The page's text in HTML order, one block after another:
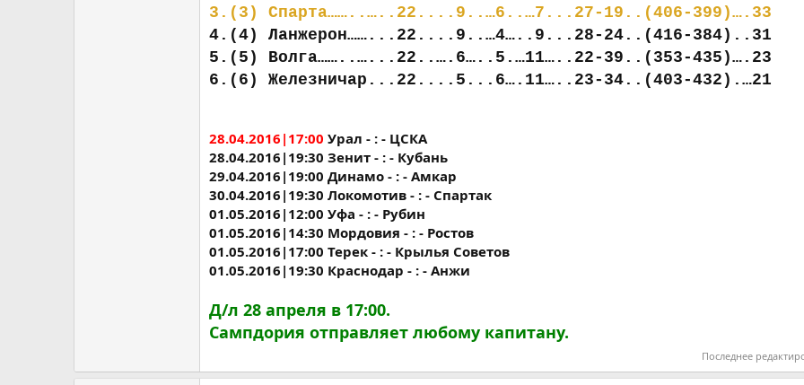
3.(3) Спарта……..…..22....9..…6..…7...27-19..(406-399)….33
4.(4) Ланжерон……...22....9..…4…..9...28-24..(416-384)..31
5.(5) Волга……..…...22..….6…..5.…11…..22-39..(353-435)….23
6.(6) Железничар...22....5...6….11…..23-34..(403-432).…21
28.04.2016|17:00 Урал - : - ЦСКА
28.04.2016|19:30 Зенит - : - Кубань
29.04.2016|19:00 Динамо - : - Амкар
30.04.2016|19:30 Локомотив - : - Спартак
01.05.2016|12:00 Уфа - : - Рубин
01.05.2016|14:30 Мордовия - : - Ростов
01.05.2016|17:00 Терек - : - Крылья Советов
01.05.2016|19:30 Краснодар - : - Анжи
Д/л 28 апреля в 17:00.
Сампдория отправляет любому капитану.
Последнее